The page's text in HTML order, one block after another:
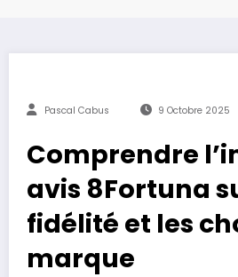
Pascal Cabus 9 Octobre 2025
Comprendre
avis 8Fortuna
fidélité et les
marque